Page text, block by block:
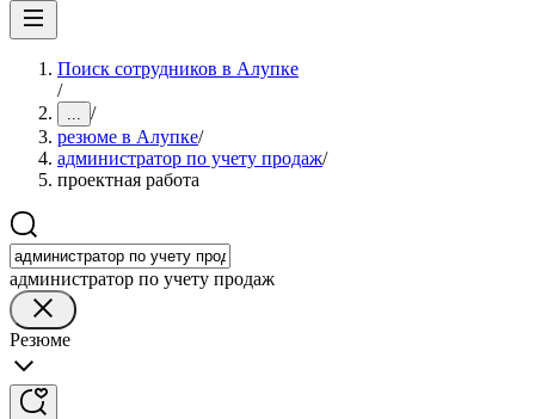
Поиск сотрудников в Алупке
/
... /
резюме в Алупке/
администратор по учету продаж/
проектная работа
администратор по учету продаж
Резюме